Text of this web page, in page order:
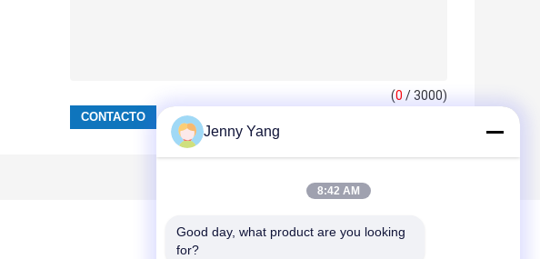
(0 / 3000)
Jenny Yang
8:42 AM
Good day, what product are you looking
for?